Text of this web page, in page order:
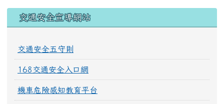
交通安全宣導網站
交通安全五守則
168交通安全入口網
機車危險感知教育平台